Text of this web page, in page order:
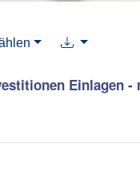
Einlagen -